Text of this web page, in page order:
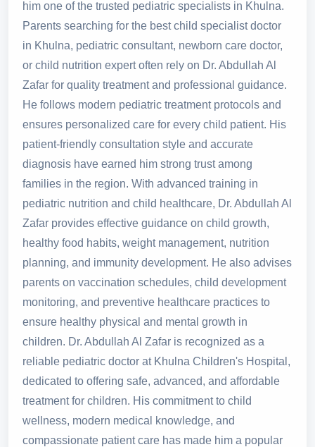
him one of the trusted pediatric specialists in Khulna.
Parents searching for the best child specialist doctor
in Khulna, pediatric consultant, newborn care doctor,
or child nutrition expert often rely on Dr. Abdullah Al
Zafar for quality treatment and professional guidance.
He follows modern pediatric treatment protocols and
ensures personalized care for every child patient. His
patient-friendly consultation style and accurate
diagnosis have earned him strong trust among
families in the region. With advanced training in
pediatric nutrition and child healthcare, Dr. Abdullah Al
Zafar provides effective guidance on child growth,
healthy food habits, weight management, nutrition
planning, and immunity development. He also advises
parents on vaccination schedules, child development
monitoring, and preventive healthcare practices to
ensure healthy physical and mental growth in
children. Dr. Abdullah Al Zafar is recognized as a
reliable pediatric doctor at Khulna Children's Hospital,
dedicated to offering safe, advanced, and affordable
treatment for children. His commitment to child
wellness, modern medical knowledge, and
compassionate patient care has made him a popular